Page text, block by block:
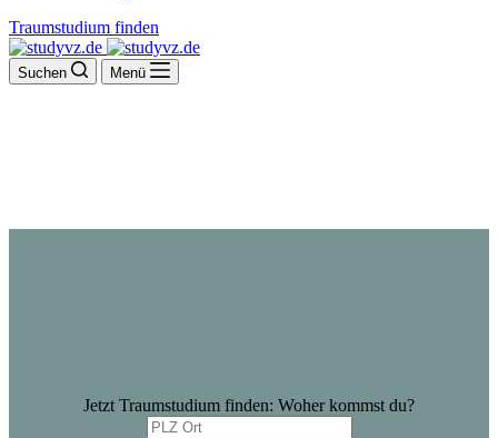
Traumstudium finden
Suchen Menü
Jetzt Traumstudium finden: Woher kommst du?